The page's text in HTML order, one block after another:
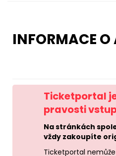
INFORMACE O
Ticketportal
pravosti
Na stránkách
vždy zakoupíte
Ticketportal